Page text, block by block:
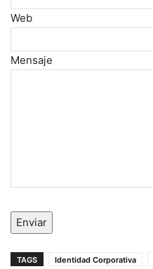
Web
Mensaje
Enviar
TAGS Identidad Corporativa